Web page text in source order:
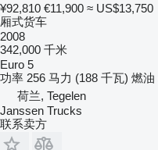
¥92,810 €11,900 ≈ US$13,750
厢式货车
2008
342,000 千米
Euro 5
功率 256 马力 (188 千瓦) 燃油
荷兰, Tegelen
Janssen Trucks
联系卖方